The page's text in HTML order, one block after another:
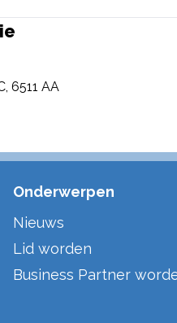
, 6511 AA
Onderwerpen
Nieuws
Lid worden
Business Partner